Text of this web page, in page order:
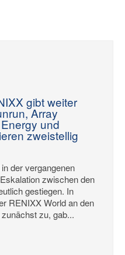
gibt weiter
Array
und
zweistellig
der vergangenen
zwischen den
gestiegen. In
RENIXX World an den
zu, gab...